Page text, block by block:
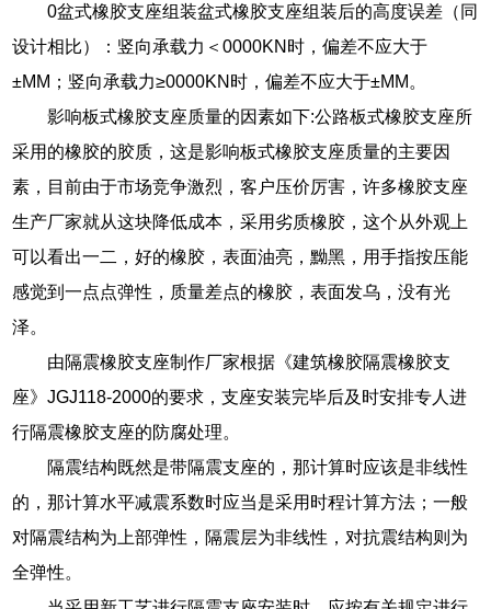
0盆式橡胶支座组装盆式橡胶支座组装后的高度误差（同
设计相比）：竖向承载力＜0000KN时，偏差不应大于
±MM；竖向承载力≥0000KN时，偏差不应大于±MM。
影响板式橡胶支座质量的因素如下:公路板式橡胶支座所
采用的橡胶的胶质，这是影响板式橡胶支座质量的主要因
素，目前由于市场竞争激烈，客户压价厉害，许多橡胶支座
生产厂家就从这块降低成本，采用劣质橡胶，这个从外观上
可以看出一二，好的橡胶，表面油亮，黝黑，用手指按压能
感觉到一点点弹性，质量差点的橡胶，表面发乌，没有光
泽。
由隔震橡胶支座制作厂家根据《建筑橡胶隔震橡胶支
座》JGJ118-2000的要求，支座安装完毕后及时安排专人进
行隔震橡胶支座的防腐处理。
隔震结构既然是带隔震支座的，那计算时应该是非线性
的，那计算水平减震系数时应当是采用时程计算方法；一般
对隔震结构为上部弹性，隔震层为非线性，对抗震结构则为
全弹性。